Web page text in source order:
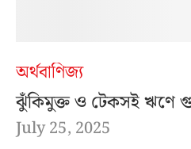
অর্থবাণিজ্য
ঝুঁকিমুক্ত ও টেকসই ঋণে
July 25, 2025